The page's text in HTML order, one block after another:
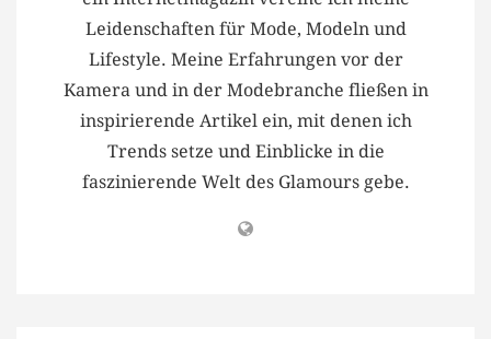
Leidenschaften für Mode, Modeln und
Lifestyle. Meine Erfahrungen vor der
Kamera und in der Modebranche fließen in
inspirierende Artikel ein, mit denen ich
Trends setze und Einblicke in die
faszinierende Welt des Glamours gebe.